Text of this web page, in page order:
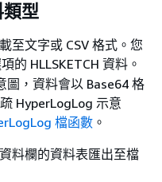
型
至文字或 CSV 格式。您
的 HLLSKETCH 資料。
圖，資料會以 Base64 格
HyperLogLog 示意
檔函數 。
料欄的資料表匯出至檔